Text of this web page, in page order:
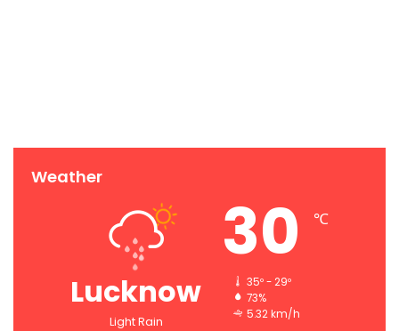
Weather
Lucknow
Light Rain
30 ℃
35º - 29º
73%
5.32 km/h